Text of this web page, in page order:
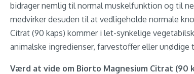
bidrager nemlig til normal muskelfunktion og til
medvirker desuden til at vedligeholde normale
Citrat (90 kaps) kommer i let-synkelige
animalske ingredienser, farvestoffer eller
Værd at vide om Biorto Magnesium Citrat (90